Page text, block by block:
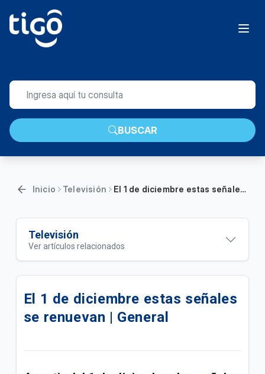
BUSCAR
Inicio Televisión El 1 de diciembre estas señales se renuevan | General
Televisión
Ver artículos relacionados
Cambios en algunos canales de TV Tigo | General
¿Cómo conectar con un proveedor e iniciar sesión
en HBO Max? | General
El 1 de diciembre estas señales
se renuevan | General